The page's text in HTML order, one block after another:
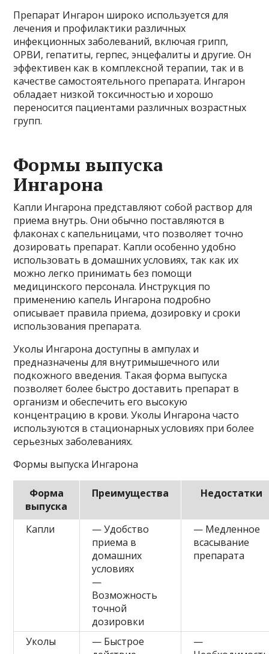
Препарат Ингарон широко используется для
лечения и профилактики различных
инфекционных заболеваний, включая грипп,
ОРВИ, гепатиты, герпес, энцефалиты и другие. Он
эффективен как в комплексной терапии, так и в
качестве самостоятельного препарата. Ингарон
обладает низкой токсичностью и хорошо
переносится пациентами различных возрастных
групп.
Формы выпуска
Ингарона
Капли Ингарона представляют собой раствор для
приема внутрь. Они обычно поставляются в
флаконах с капельницами, что позволяет точно
дозировать препарат. Капли особенно удобно
использовать в домашних условиях, так как их
можно легко принимать без помощи
медицинского персонала. Инструкция по
применению капель Ингарона подробно
описывает правила приема, дозировку и сроки
использования препарата.
Уколы Ингарона доступны в ампулах и
предназначены для внутримышечного или
подкожного введения. Такая форма выпуска
позволяет более быстро доставить препарат в
организм и обеспечить его высокую
концентрацию в крови. Уколы Ингарона часто
используются в стационарных условиях при более
серьезных заболеваниях.
Формы выпуска Ингарона
Форма
выпуска
Преимущества Недостатки
Капли
— Удобство
приема в
домашних
условиях
—
Возможность
точной
дозировки
— Медленное
всасывание
препарата
Уколы
— Быстрое
—